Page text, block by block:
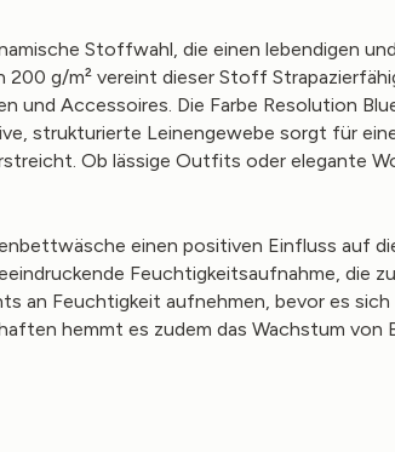
Stoffwahl, die einen lebendigen
g/m² vereint dieser Stoff
und Accessoires. Die Farbe Resolution
strukturierte Leinengewebe sorgt für
Ob lässige Outfits oder elegante
einen positiven Einfluss auf
Feuchtigkeitsaufnahme, die
an Feuchtigkeit aufnehmen, bevor es
hemmt es zudem das Wachstum von